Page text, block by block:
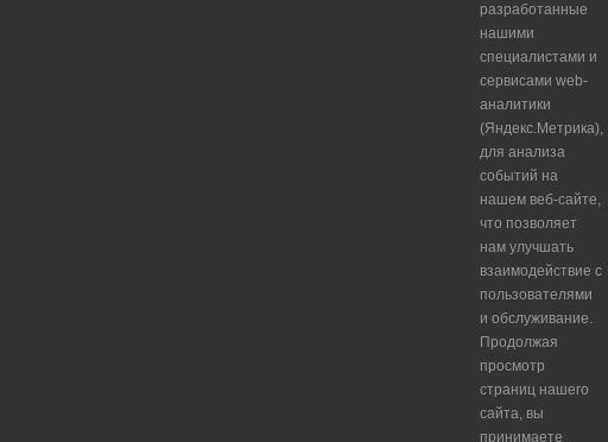
разработанные
нашими
специалистами и
сервисами web-
аналитики
(Яндекс.Метрика),
для анализа
событий на
нашем веб-сайте,
что позволяет
нам улучшать
взаимодействие с
пользователями
и обслуживание.
Продолжая
просмотр
страниц нашего
сайта, вы
принимаете